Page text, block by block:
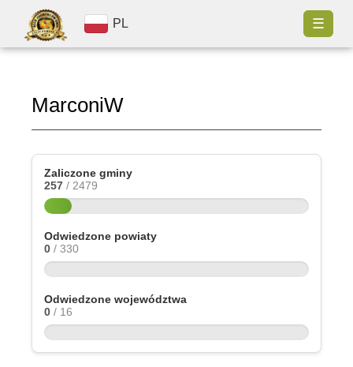
PL ☰
MarconiW
Zaliczone gminy
257 / 2479
Odwiedzone powiaty
0 / 330
Odwiedzone województwa
0 / 16